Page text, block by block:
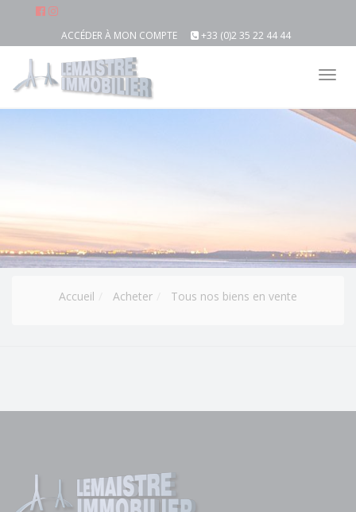
ACCÉDER À MON COMPTE +33 (0)2 35 22 44 44
Accueil Acheter Tous nos biens en vente